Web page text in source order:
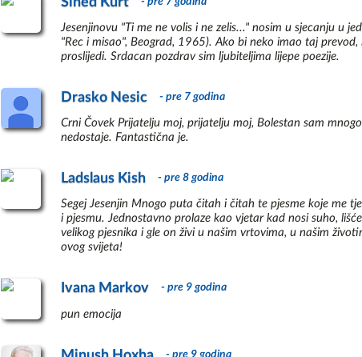
Jesenjinovu "Ti me ne volis i ne zelis..." nosim u sjecanju u
"Rec i misao", Beograd, 1965). Ako bi neko imao taj
proslijedi. Srdacan pozdrav sim ljubiteljima lijepe poezije.
Drasko Nesic - pre 7 godina
Crni Čovek Prijatelju moj, prijatelju moj, Bolestan sam
nedostaje. Fantastična je.
Ladslaus Kish - pre 8 godina
Segej Jesenjin Mnogo puta čitah i čitah te pjesme koje me
i pjesmu. Jednostavno prolaze kao vjetar kad nosi suho,
velikog pjesnika i gle on živi u našim vrtovima, u našim
ovog svijeta!
Ivana Markov - pre 9 godina
pun emocija
- pre 9 godina